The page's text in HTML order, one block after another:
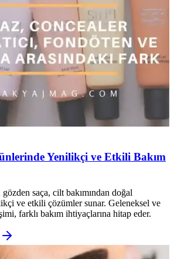
Yenilikçi ve Etkili Bakım
saça, cilt bakımından doğal
ve etkili çözümler sunar. Geleneksel ve
farklı bakım ihtiyaçlarına hitap eder.